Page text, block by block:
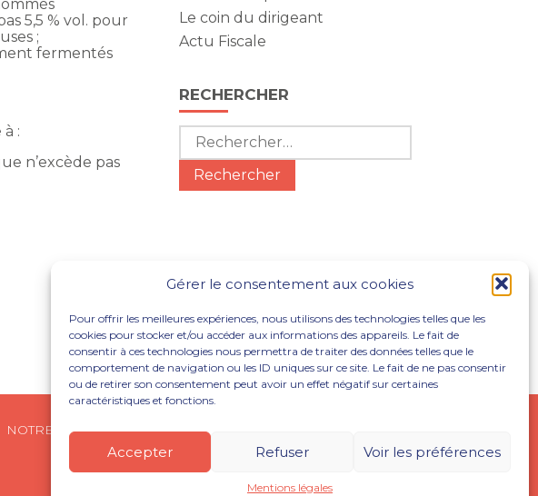
Gérer le consentement aux cookies
Pour offrir les meilleures expériences, nous utilisons des technologies telles que les
cookies pour stocker et/ou accéder aux informations des appareils. Le fait de
consentir à ces technologies nous permettra de traiter des données telles que le
comportement de navigation ou les ID uniques sur ce site. Le fait de ne pas consentir
ou de retirer son consentement peut avoir un effet négatif sur certaines
caractéristiques et fonctions.
Accepter Refuser Voir les préférences
Mentions légales
5,5 % vol. pour
;
fermentés
:
n’excède pas
Le coin du dirigeant
Actu Fiscale
RECHERCHER
Rechercher :
NOTRE CABINET NOUS REJOINDRE